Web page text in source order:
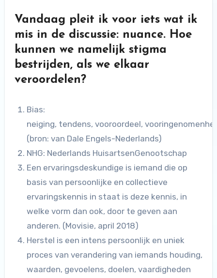
Vandaag pleit ik voor iets wat ik
mis in de discussie: nuance. Hoe
kunnen we namelijk stigma
bestrijden, als we elkaar
veroordelen?
Bias:
neiging, tendens, vooroordeel,
(bron: van Dale Engels-Nederlands)
NHG: Nederlands HuisartsenGenootschap
Een ervaringsdeskundige is iemand die op
basis van persoonlijke en collectieve
ervaringskennis in staat is deze kennis, in
welke vorm dan ook, door te geven aan
anderen. (Movisie, april 2018)
Herstel is een intens persoonlijk en uniek
proces van verandering van iemands houding,
waarden, gevoelens, doelen, vaardigheden